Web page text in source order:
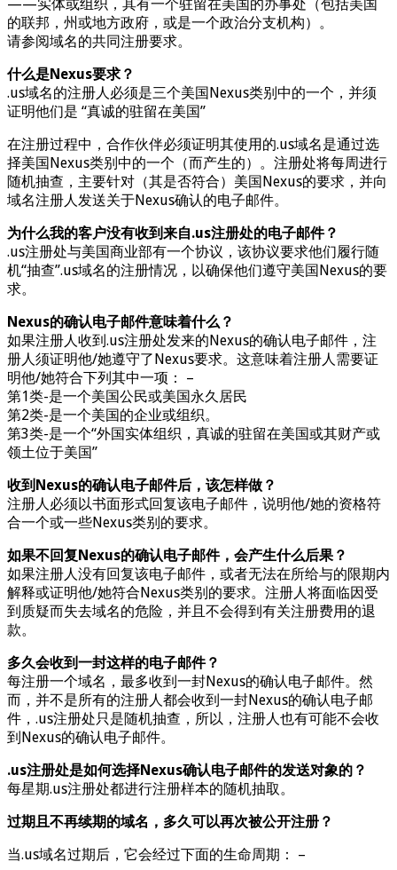
——实体或组织，其有一个驻留在美国的办事处（包括美国
的联邦，州或地方政府，或是一个政治分支机构）。
请参阅域名的共同注册要求。
什么是Nexus要求？
.us域名的注册人必须是三个美国Nexus类别中的一个，并须
证明他们是 “真诚的驻留在美国”
在注册过程中，合作伙伴必须证明其使用的.us域名是通过选
择美国Nexus类别中的一个（而产生的）。注册处将每周进行
随机抽查，主要针对（其是否符合）美国Nexus的要求，并向
域名注册人发送关于Nexus确认的电子邮件。
为什么我的客户没有收到来自.us注册处的电子邮件？
.us注册处与美国商业部有一个协议，该协议要求他们履行随
机“抽查”.us域名的注册情况，以确保他们遵守美国Nexus的要
求。
Nexus的确认电子邮件意味着什么？
如果注册人收到.us注册处发来的Nexus的确认电子邮件，注
册人须证明他/她遵守了Nexus要求。这意味着注册人需要证
明他/她符合下列其中一项： –
第1类-是一个美国公民或美国永久居民
第2类-是一个美国的企业或组织。
第3类-是一个“外国实体组织，真诚的驻留在美国或其财产或
领土位于美国”
收到Nexus的确认电子邮件后，该怎样做？
注册人必须以书面形式回复该电子邮件，说明他/她的资格符
合一个或一些Nexus类别的要求。
如果不回复Nexus的确认电子邮件，会产生什么后果？
如果注册人没有回复该电子邮件，或者无法在所给与的限期内
解释或证明他/她符合Nexus类别的要求。注册人将面临因受
到质疑而失去域名的危险，并且不会得到有关注册费用的退
款。
多久会收到一封这样的电子邮件？
每注册一个域名，最多收到一封Nexus的确认电子邮件。然
而，并不是所有的注册人都会收到一封Nexus的确认电子邮
件，.us注册处只是随机抽查，所以，注册人也有可能不会收
到Nexus的确认电子邮件。
.us注册处是如何选择Nexus确认电子邮件的发送对象的？
每星期.us注册处都进行注册样本的随机抽取。
过期且不再续期的域名，多久可以再次被公开注册？
当.us域名过期后，它会经过下面的生命周期： –